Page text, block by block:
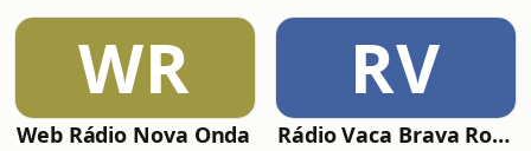
WR
Web Rádio Nova Onda
RV
Rádio Vaca Brava Rock